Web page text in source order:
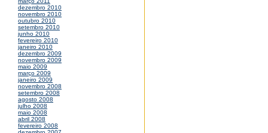
dezembro 2010
novembro 2010
outubro 2010
setembro 2010
junho 2010
fevereiro 2010
janeiro 2010
dezembro 2009
novembro 2009
maio 2009
março 2009
janeiro 2009
novembro 2008
setembro 2008
agosto 2008
julho 2008
maio 2008
abril 2008
fevereiro 2008